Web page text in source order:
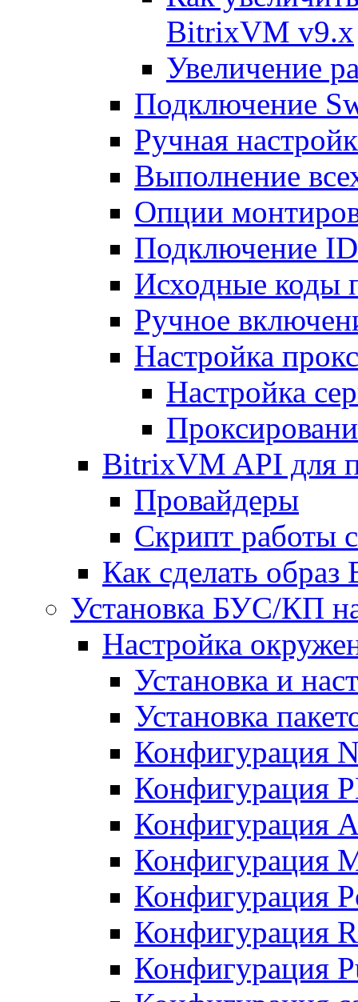
BitrixVM v9.x
Увеличение
Подключение
Ручная
Выполнение
Опции
Подключение
Исходные коды
Ручное
Настройка
Настройка
BitrixVM API для
Провайдеры
Скрипт работы
Как сделать
Установка БУС/КП
Настройка
Установка и
Установка
Конфигурация
Конфигурация
Конфигурация
Конфигурация
Конфигурация
Конфигурация
Конфигурация